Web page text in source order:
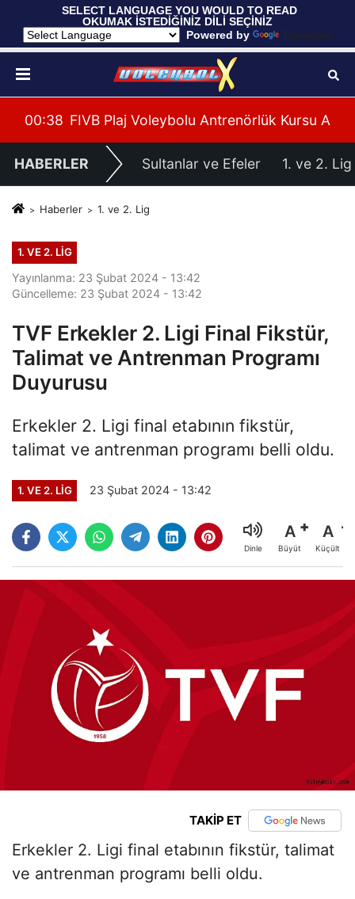
SELECT LANGUAGE YOU WOULD TO READ
OKUMAK İSTEDİĞİNİZ DİLİ SEÇİNİZ
Powered by
Translate
Hazırlıklarına Başladı
Alanya’da Başladı
00:39 U20 Erkek Millî Takımımız, 2027 CEV U20
HABERLER Sultanlar ve Efeler 1. ve 2. Lig
Haberler 1. ve 2. Lig
1. VE 2. LIG
Yayınlanma: 23 Şubat 2024 - 13:42
Güncelleme: 23 Şubat 2024 - 13:42
TVF Erkekler 2. Ligi Final Fikstür,
Talimat ve Antrenman Programı
Duyurusu
Erkekler 2. Ligi final etabının fikstür,
talimat ve antrenman programı belli oldu.
1. VE 2. LIG 23 Şubat 2024 - 13:42
Dinle
A
Büyüt
A
Küçült
TAKİP ET
Erkekler 2. Ligi final etabının fikstür, talimat
ve antrenman programı belli oldu.